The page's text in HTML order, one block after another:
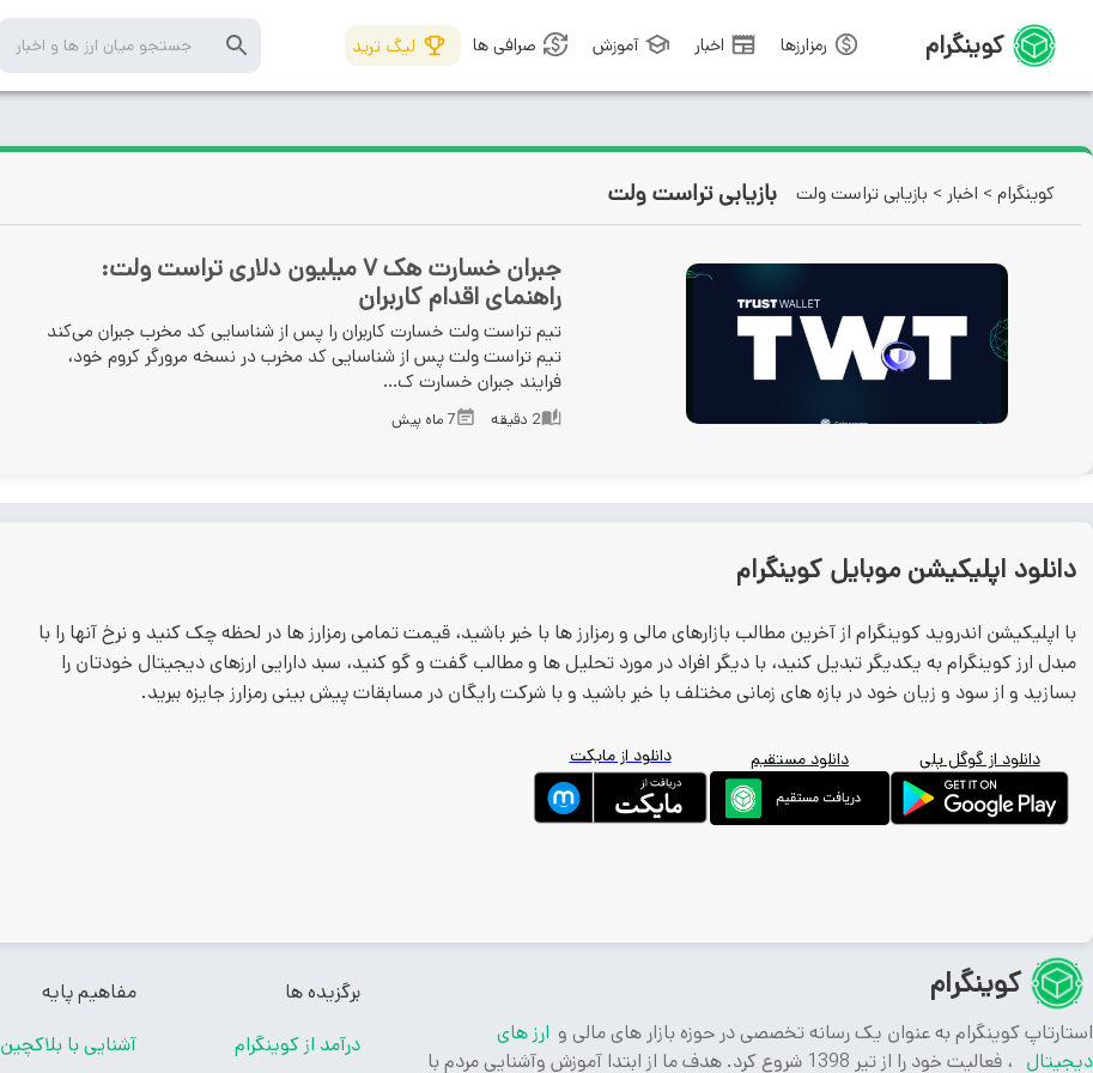
کوینگرام رمزارزها اخبار آموزش صرافی ها لیگ ترید
کوینگرام > اخبار > بازیابی تراست ولت بازیابی تراست ولت
جبران خسارت هک ۷ میلیون دلاری تراست ولت:
راهنمای اقدام کاربران
تیم تراست ولت خسارت کاربران را پس از شناسایی کد مخرب جبران می‌کند
تیم تراست ولت پس از شناسایی کد مخرب در نسخه مرورگر کروم خود،
فرایند جبران خسارت ک...
2 دقیقه 7 ماه پیش
دانلود اپلیکیشن موبایل کوینگرام
با اپلیکیشن اندروید کوینگرام از آخرین مطالب بازارهای مالی و رمزارز ها با خبر باشید، قیمت تمامی رمزارز ها در لحظه چک کنید و نرخ آنها را با
مبدل ارز کوینگرام به یکدیگر تبدیل کنید، با دیگر افراد در مورد تحلیل ها و مطالب گفت و گو کنید، سبد دارایی ارزهای دیجیتال خودتان را
بسازید و از سود و زیان خود در بازه های زمانی مختلف با خبر باشید و با شرکت رایگان در مسابقات پیش بینی رمزارز جایزه ببرید.
دانلود از گوگل پلی دانلود مستقیم دانلود از مایکت
کوینگرام
استارتاپ کوینگرام به عنوان یک رسانه تخصصی در حوزه بازار های مالی و ارز های
دیجیتال
، فعالیت خود را از تیر 1398 شروع کرد. هدف ما از ابتدا آموزش وآشنایی مردم با
برگزیده ها
درآمد از کوینگرام
مفاهیم پایه
آشنایی با بلاکچین